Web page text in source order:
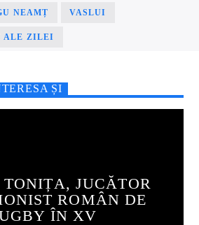
NEAMȚ VASLUI
ALE ZILEI
ȘI
JUCĂTOR
ROMÂN DE
ÎN XV